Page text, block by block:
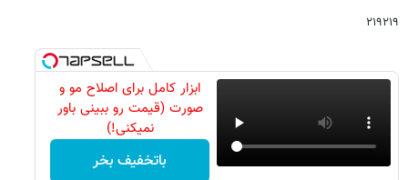
۲۱۹۲۱۹
ابزار کامل برای اصلاح مو و
صورت (قیمت رو ببینی باور
نمیکنی!)
باتخفیف بخر